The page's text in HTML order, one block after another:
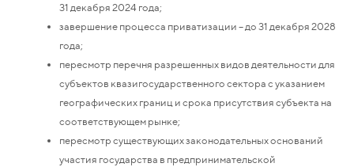
31 декабря 2024 года;
завершение процесса приватизации – до 31 декабря 2028
года;
пересмотр перечня разрешенных видов деятельности для
субъектов квазигосударственного сектора с указанием
географических границ и срока присутствия субъекта на
соответствующем рынке;
пересмотр существующих законодательных оснований
участия государства в предпринимательской